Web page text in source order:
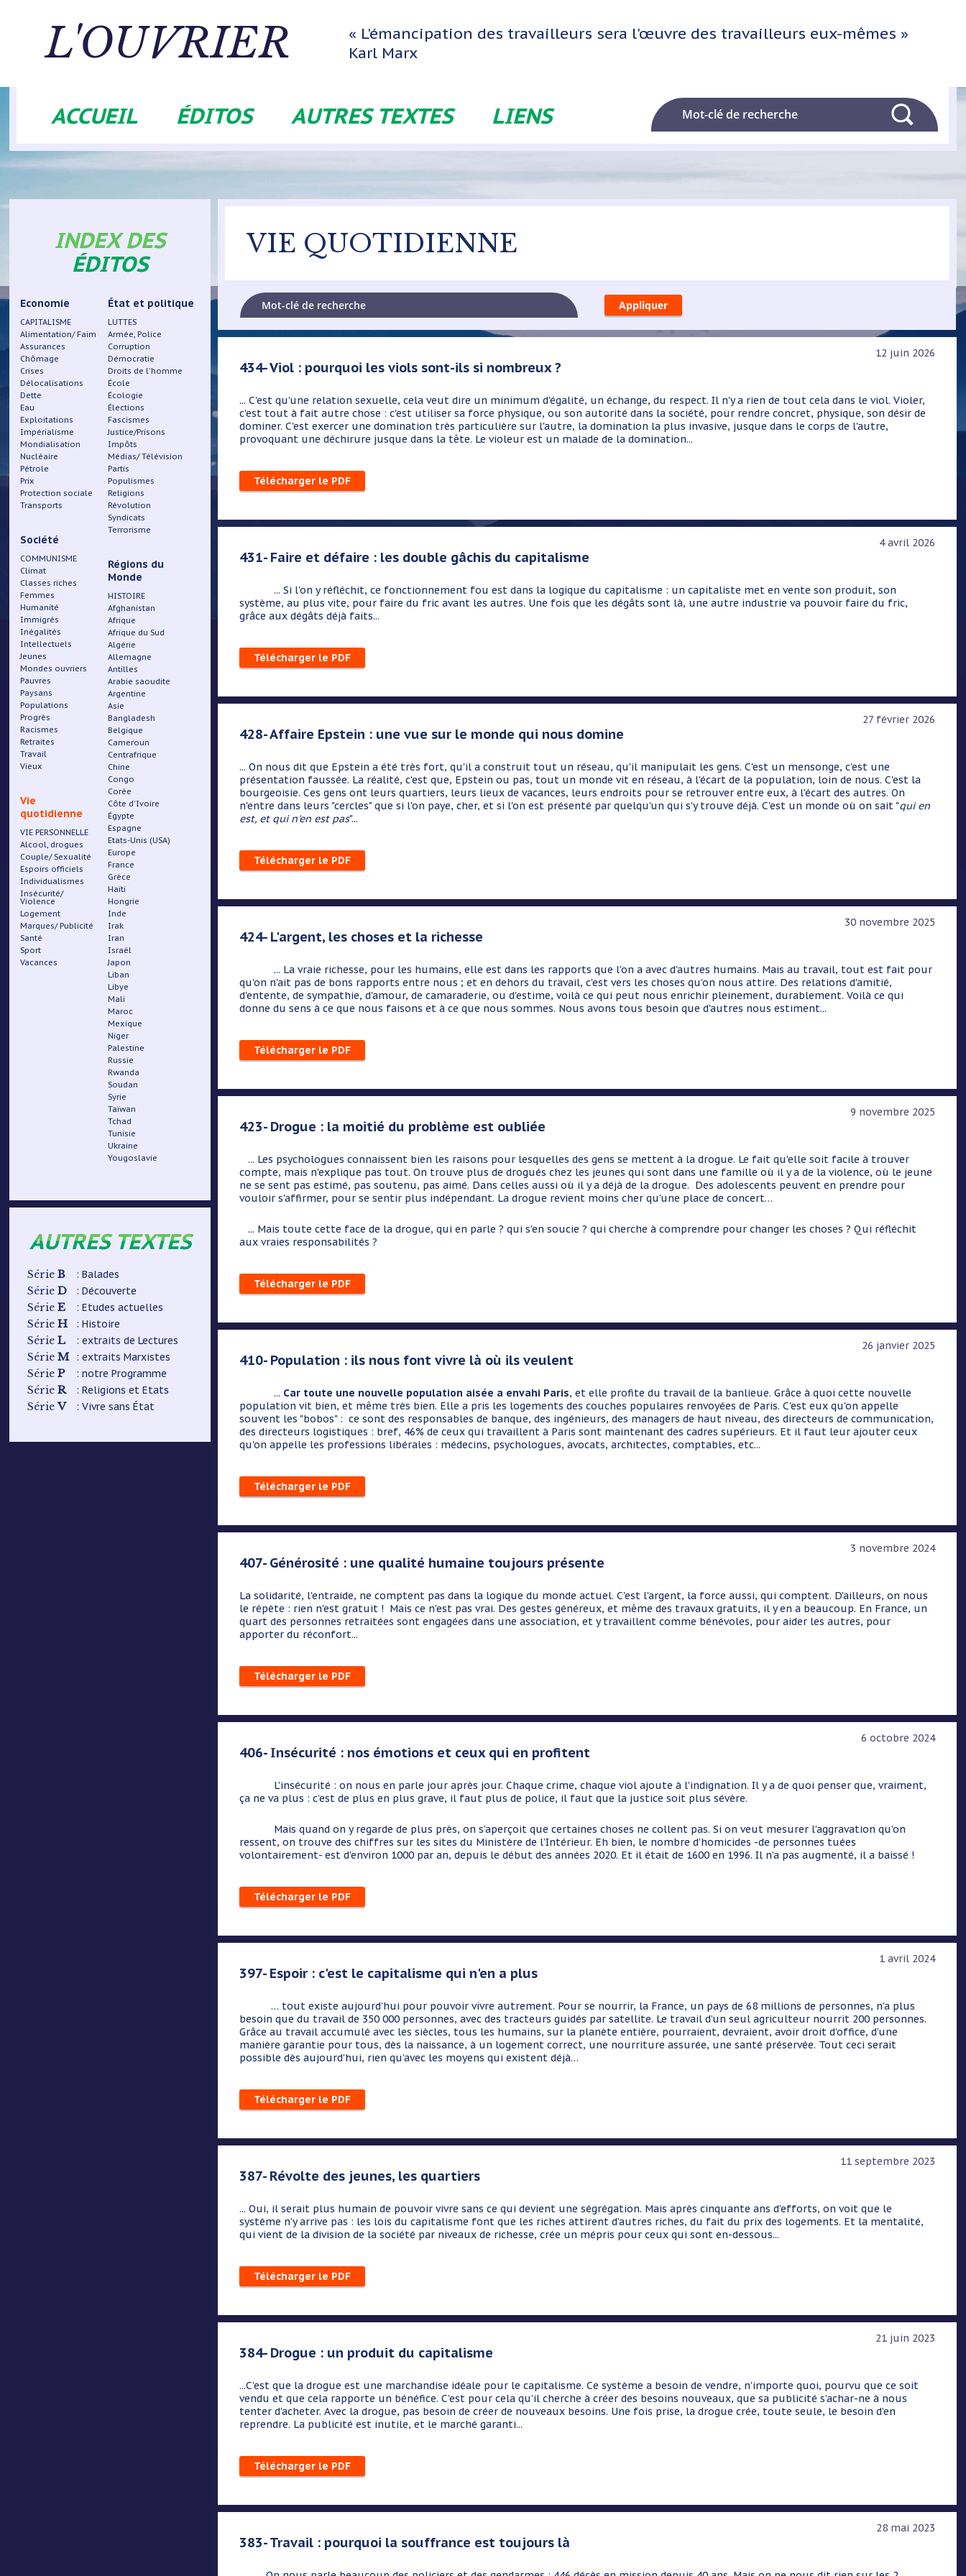
L'OUVRIER
« L'émancipation des travailleurs sera l'œuvre des travailleurs eux-mêmes »
Karl Marx
Navigation
ACCUEIL ÉDITOS AUTRES TEXTES LIENS Rechercher
INDEX DES
ÉDITOS
Economie
CAPITALISME
Alimentation/ Faim
Assurances
Chômage
Crises
Délocalisations
Dette
Eau
Exploitations
Impérialisme
Mondialisation
Nucléaire
Pétrole
Prix
Protection sociale
Transports
Société
COMMUNISME
Climat
Classes riches
Femmes
Humanité
Immigrés
Inégalités
Intellectuels
Jeunes
Mondes ouvriers
Pauvres
Paysans
Populations
Progrès
Racismes
Retraites
Travail
Vieux
Vie
quotidienne
VIE PERSONNELLE
Alcool, drogues
Couple/ Sexualité
Espoirs officiels
Individualismes
Insécurité/
Violence
Logement
Marques/ Publicité
Santé
Sport
Vacances
État et politique
LUTTES
Armée, Police
Corruption
Démocratie
Droits de l'homme
École
Écologie
Élections
Fascismes
Justice/Prisons
Impôts
Médias/ Télévision
Partis
Populismes
Religions
Révolution
Syndicats
Terrorisme
Régions du
Monde
HISTOIRE
Afghanistan
Afrique
Afrique du Sud
Algérie
Allemagne
Antilles
Arabie saoudite
Argentine
Asie
Bangladesh
Belgique
Cameroun
Centrafrique
Chine
Congo
Corée
Côte d'Ivoire
Égypte
Espagne
Etats-Unis (USA)
Europe
France
Grèce
Haïti
Hongrie
Inde
Irak
Iran
Israël
Japon
Liban
Libye
Mali
Maroc
Mexique
Niger
Palestine
Russie
Rwanda
Soudan
Syrie
Taïwan
Tchad
Tunisie
Ukraine
Yougoslavie
AUTRES TEXTES
Série B : Balades
Série D : Découverte
Série E : Etudes actuelles
Série H : Histoire
Série L : extraits de Lectures
Série M : extraits Marxistes
Série P : notre Programme
Série R : Religions et Etats
Série V : Vivre sans État
VIE QUOTIDIENNE
12 juin 2026
434- Viol : pourquoi les viols sont-ils si nombreux ?
...C'est qu'une relation sexuelle, cela veut dire un minimum d'égalité, un échange, du respect. Il n'y a rien de tout cela dans le viol. Violer,
c'est tout à fait autre chose : c'est utiliser sa force physique, ou son autorité dans la société, pour rendre concret, physique, son désir de
dominer. C'est exercer une domination très particulière sur l'autre, la domination la plus invasive, jusque dans le corps de l'autre,
provoquant une déchirure jusque dans la tête. Le violeur est un malade de la domination...
Télécharger le PDF
4 avril 2026
431- Faire et défaire : les double gâchis du capitalisme
... Si l'on y réfléchit, ce fonctionnement fou est dans la logique du capitalisme : un capitaliste met en vente son produit, son
système, au plus vite, pour faire du fric avant les autres. Une fois que les dégâts sont là, une autre industrie va pouvoir faire du fric,
grâce aux dégâts déjà faits...
Télécharger le PDF
27 février 2026
428- Affaire Epstein : une vue sur le monde qui nous domine
... On nous dit que Epstein a été très fort, qu'il a construit tout un réseau, qu'il manipulait les gens. C'est un mensonge, c'est une
présentation faussée. La réalité, c'est que, Epstein ou pas, tout un monde vit en réseau, à l'écart de la population, loin de nous. C'est la
bourgeoisie. Ces gens ont leurs quartiers, leurs lieux de vacances, leurs endroits pour se retrouver entre eux, à l'écart des autres. On
n'entre dans leurs "cercles" que si l'on paye, cher, et si l'on est présenté par quelqu'un qui s'y trouve déjà. C'est un monde où on sait "qui en
est, et qui n'en est pas"...
Télécharger le PDF
30 novembre 2025
424- L'argent, les choses et la richesse
... La vraie richesse, pour les humains, elle est dans les rapports que l'on a avec d'autres humains. Mais au travail, tout est fait pour
qu'on n'ait pas de bons rapports entre nous ; et en dehors du travail, c'est vers les choses qu'on nous attire. Des relations d'amitié,
d'entente, de sympathie, d'amour, de camaraderie, ou d'estime, voilà ce qui peut nous enrichir pleinement, durablement. Voilà ce qui
donne du sens à ce que nous faisons et à ce que nous sommes. Nous avons tous besoin que d'autres nous estiment...
Télécharger le PDF
9 novembre 2025
423- Drogue : la moitié du problème est oubliée
... Les psychologues connaissent bien les raisons pour lesquelles des gens se mettent à la drogue. Le fait qu'elle soit facile à trouver
compte, mais n'explique pas tout. On trouve plus de drogués chez les jeunes qui sont dans une famille où il y a de la violence, où le jeune
ne se sent pas estimé, pas soutenu, pas aimé. Dans celles aussi où il y a déjà de la drogue. Des adolescents peuvent en prendre pour
vouloir s'affirmer, pour se sentir plus indépendant. La drogue revient moins cher qu'une place de concert…
... Mais toute cette face de la drogue, qui en parle ? qui s'en soucie ? qui cherche à comprendre pour changer les choses ? Qui réfléchit
aux vraies responsabilités ?
Télécharger le PDF
26 janvier 2025
410- Population : ils nous font vivre là où ils veulent
... Car toute une nouvelle population aisée a envahi Paris, et elle profite du travail de la banlieue. Grâce à quoi cette nouvelle
population vit bien, et même très bien. Elle a pris les logements des couches populaires renvoyées de Paris. C'est eux qu'on appelle
souvent les "bobos" : ce sont des responsables de banque, des ingénieurs, des managers de haut niveau, des directeurs de communication,
des directeurs logistiques : bref, 46% de ceux qui travaillent à Paris sont maintenant des cadres supérieurs. Et il faut leur ajouter ceux
qu'on appelle les professions libérales : médecins, psychologues, avocats, architectes, comptables, etc...
Télécharger le PDF
3 novembre 2024
407- Générosité : une qualité humaine toujours présente
La solidarité, l'entraide, ne comptent pas dans la logique du monde actuel. C'est l'argent, la force aussi, qui comptent. D'ailleurs, on nous
le répète : rien n'est gratuit ! Mais ce n'est pas vrai. Des gestes généreux, et même des travaux gratuits, il y en a beaucoup. En France, un
quart des personnes retraitées sont engagées dans une association, et y travaillent comme bénévoles, pour aider les autres, pour
apporter du réconfort...
Télécharger le PDF
6 octobre 2024
406- Insécurité : nos émotions et ceux qui en profitent
L’insécurité : on nous en parle jour après jour. Chaque crime, chaque viol ajoute à l’indignation. Il y a de quoi penser que, vraiment,
ça ne va plus : c’est de plus en plus grave, il faut plus de police, il faut que la justice soit plus sévère.
Mais quand on y regarde de plus près, on s’aperçoit que certaines choses ne collent pas. Si on veut mesurer l’aggravation qu’on
ressent, on trouve des chiffres sur les sites du Ministère de l’Intérieur. Eh bien, le nombre d’homicides -de personnes tuées
volontairement- est d’environ 1000 par an, depuis le début des années 2020. Et il était de 1600 en 1996. Il n’a pas augmenté, il a baissé !
Télécharger le PDF
1 avril 2024
397- Espoir : c'est le capitalisme qui n'en a plus
… tout existe aujourd’hui pour pouvoir vivre autrement. Pour se nourrir, la France, un pays de 68 millions de personnes, n’a plus
besoin que du travail de 350 000 personnes, avec des tracteurs guidés par satellite. Le travail d’un seul agriculteur nourrit 200 personnes.
Grâce au travail accumulé avec les siècles, tous les humains, sur la planète entière, pourraient, devraient, avoir droit d’office, d’une
manière garantie pour tous, dès la naissance, à un logement correct, une nourriture assurée, une santé préservée. Tout ceci serait
possible dès aujourd’hui, rien qu’avec les moyens qui existent déjà…
Télécharger le PDF
11 septembre 2023
387- Révolte des jeunes, les quartiers
...Oui, il serait plus humain de pouvoir vivre sans ce qui devient une ségrégation. Mais après cinquante ans d’efforts, on voit que le
système n’y arrive pas : les lois du capitalisme font que les riches attirent d’autres riches, du fait du prix des logements. Et la mentalité,
qui vient de la division de la société par niveaux de richesse, crée un mépris pour ceux qui sont en-dessous...
Télécharger le PDF
21 juin 2023
384- Drogue : un produit du capitalisme
...C’est que la drogue est une marchandise idéale pour le capitalisme. Ce système a besoin de vendre, n’importe quoi, pourvu que ce soit
vendu et que cela rapporte un bénéfice. C’est pour cela qu’il cherche à créer des besoins nouveaux, que sa publicité s’achar-ne à nous
tenter d’acheter. Avec la drogue, pas besoin de créer de nouveaux besoins. Une fois prise, la drogue crée, toute seule, le besoin d’en
reprendre. La publicité est inutile, et le marché garanti...
Télécharger le PDF
28 mai 2023
383- Travail : pourquoi la souffrance est toujours là